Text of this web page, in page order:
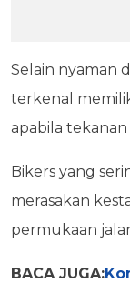
Selain nyaman
terkenal
apabila
Bikers yang
merasakan
permukaan
BACA JUGA: